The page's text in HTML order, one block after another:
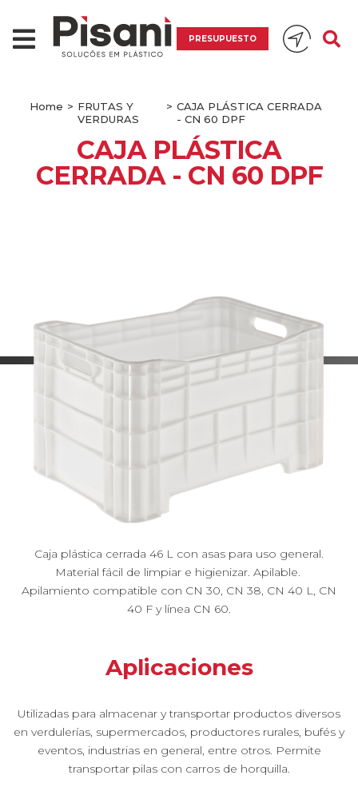
PRESUPUESTO
Home > FRUTAS Y
VERDURAS
> CAJA PLÁSTICA CERRADA
- CN 60 DPF
CAJA PLÁSTICA
CERRADA - CN 60 DPF
Caja plástica cerrada 46 L con asas para uso general.
Material fácil de limpiar e higienizar. Apilable.
Apilamiento compatible con CN 30, CN 38, CN 40 L, CN
40 F y línea CN 60.
Aplicaciones
Utilizadas para almacenar y transportar productos diversos
en verdulerías, supermercados, productores rurales, bufés y
eventos, industrias en general, entre otros. Permite
transportar pilas con carros de horquilla.